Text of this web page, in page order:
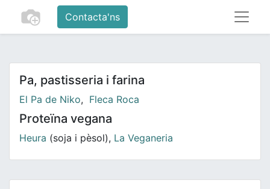
Contacta'ns
Pa, pastisseria i farina
El Pa de Niko, Fleca Roca
Proteïna vegana
Heura (soja i pèsol), La Veganeria